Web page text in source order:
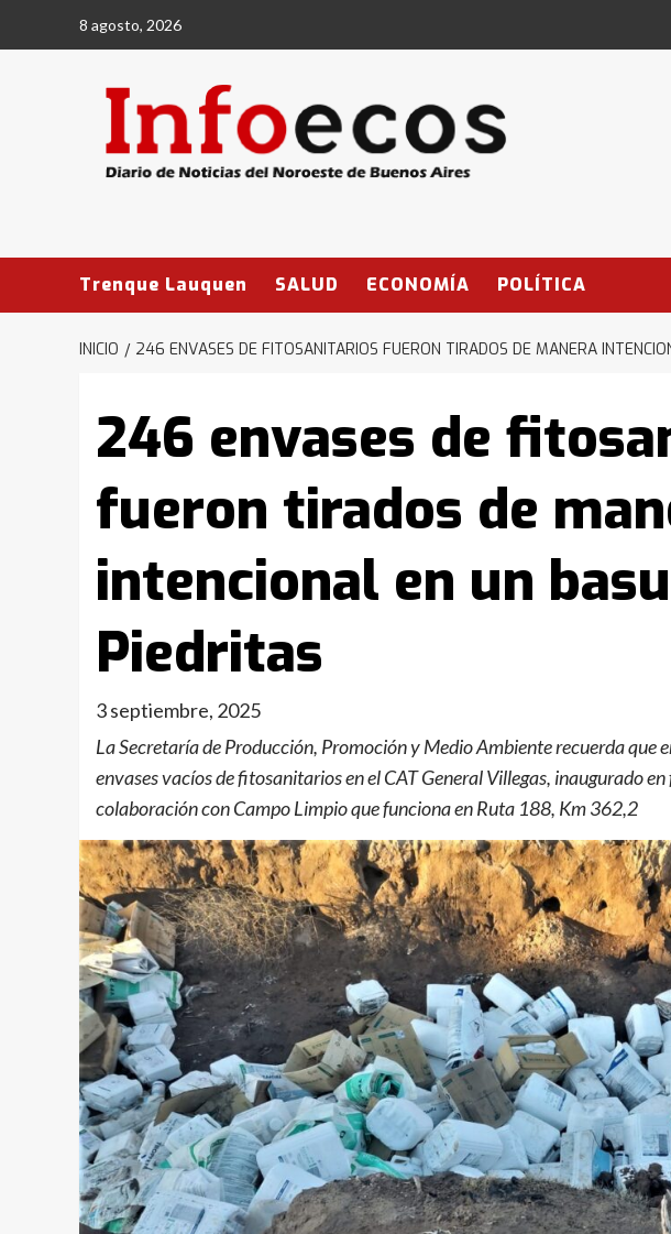
8 agosto, 2026
Trenque Lauquen SALUD ECONOMÍA POLÍTICA
INICIO 246 ENVASES DE FITOSANITARIOS FUERON TIRADOS DE MANERA
246 envases de
fueron tirados de
intencional en un
Piedritas
3 septiembre, 2025
La Secretaría de Producción, Promoción y Medio Ambiente recuerda que
envases vacíos de fitosanitarios en el CAT General Villegas, inaugurado
colaboración con Campo Limpio que funciona en Ruta 188, Km 362,2